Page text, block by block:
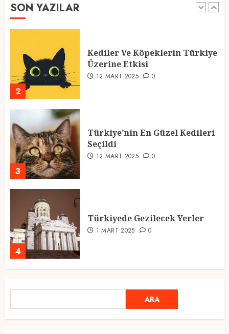
SON YAZILAR
1
2
Kediler Ve Köpeklerin Türkiye
Üzerine Etkisi
12 MART 2025 0
3
Türkiye’nin En Güzel Kedileri
Seçildi
12 MART 2025 0
4
Türkiyede Gezilecek Yerler
1 MART 2025 0
Ramazan Ayı 2025: Manevi
Atmosfer ve Özel Hazırlıklar
ARA